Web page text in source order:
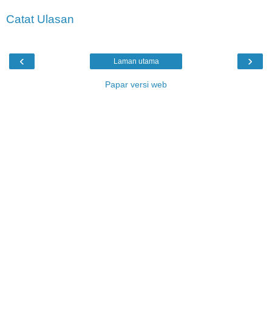
Catat Ulasan
‹ ›
Laman utama
Papar versi web